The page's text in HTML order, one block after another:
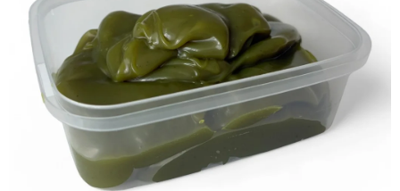
ZDRAVÉ PEČENÍ
DÁRKOVÉ POUKAZY
TÉMATICKÉ PRODUKTY